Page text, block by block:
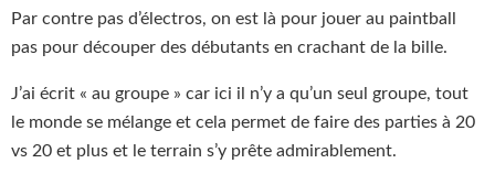
Par contre pas d’électros, on est là pour jouer au paintball
pas pour découper des débutants en crachant de la bille.
J’ai écrit « au groupe » car ici il n’y a qu’un seul groupe, tout
le monde se mélange et cela permet de faire des parties à 20
vs 20 et plus et le terrain s’y prête admirablement.